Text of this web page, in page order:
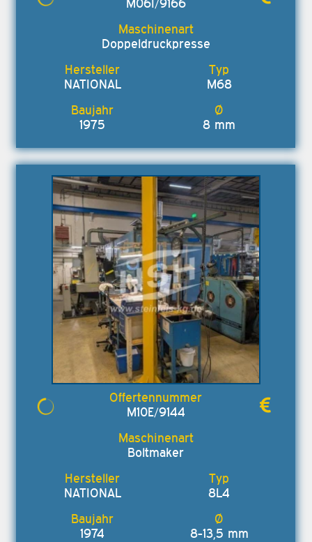
M06I/9166
Doppeldruckpresse
NATIONAL M68
1975 8 mm
M10E/9144
Boltmaker
NATIONAL 8L4
1974 8-13,5 mm